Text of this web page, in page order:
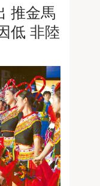
推金馬
低 非陸